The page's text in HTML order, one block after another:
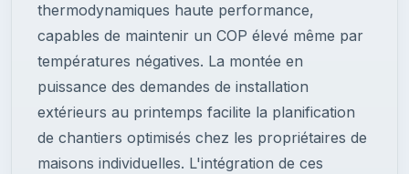
thermodynamiques haute performance,
capables de maintenir un COP élevé même par
températures négatives. La montée en
puissance des demandes de installation
extérieurs au printemps facilite la planification
de chantiers optimisés chez les propriétaires de
maisons individuelles. L'intégration de ces